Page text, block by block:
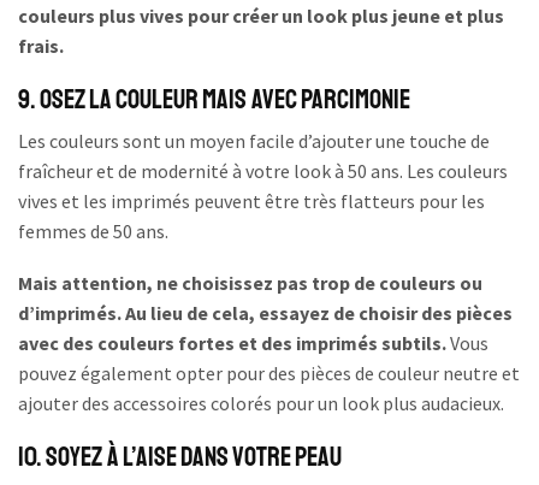
couleurs plus vives pour créer un look plus jeune et plus
frais.
9. Osez la couleur mais avec parcimonie
Les couleurs sont un moyen facile d’ajouter une touche de
fraîcheur et de modernité à votre look à 50 ans. Les couleurs
vives et les imprimés peuvent être très flatteurs pour les
femmes de 50 ans.
Mais attention, ne choisissez pas trop de couleurs ou
d’imprimés. Au lieu de cela, essayez de choisir des pièces
avec des couleurs fortes et des imprimés subtils.Vous
pouvez également opter pour des pièces de couleur neutre et
ajouter des accessoires colorés pour un look plus audacieux.
10. Soyez à l’aise dans votre peau